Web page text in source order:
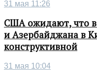
31 мая 11:26
США ожидают, что
и Азербайджана в
конструктивной
31 мая 10:04